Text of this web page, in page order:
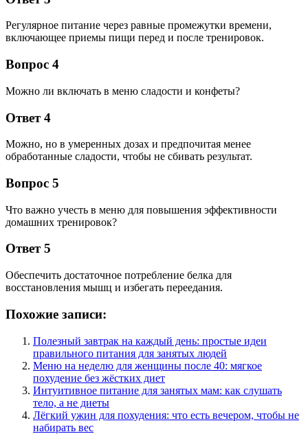
Регулярное питание через равные промежутки времени,
включающее приемы пищи перед и после тренировок.
Вопрос 4
Можно ли включать в меню сладости и конфеты?
Ответ 4
Можно, но в умеренных дозах и предпочитая менее
обработанные сладости, чтобы не сбивать результат.
Вопрос 5
Что важно учесть в меню для повышения эффективности
домашних тренировок?
Ответ 5
Обеспечить достаточное потребление белка для
восстановления мышц и избегать переедания.
Похожие записи:
Полезный завтрак на каждый день: простые идеи
правильного питания для занятых людей
Меню на неделю для женщины после 40: мягкое
похудение без жёстких диет
Интуитивное питание для занятых мам: как слушать
тело, а не диеты
Лёгкий ужин для похудения: что есть вечером, чтобы не
набирать вес